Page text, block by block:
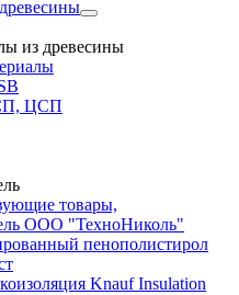
из древесины
ЦСП
товары,
ООО "ТехноНиколь"
пенополистирол
Knauf Insulation